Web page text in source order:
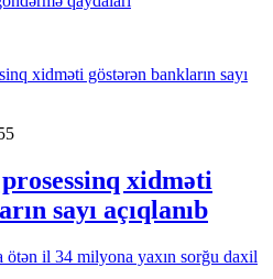
xidməti
sayı açıqlanıb